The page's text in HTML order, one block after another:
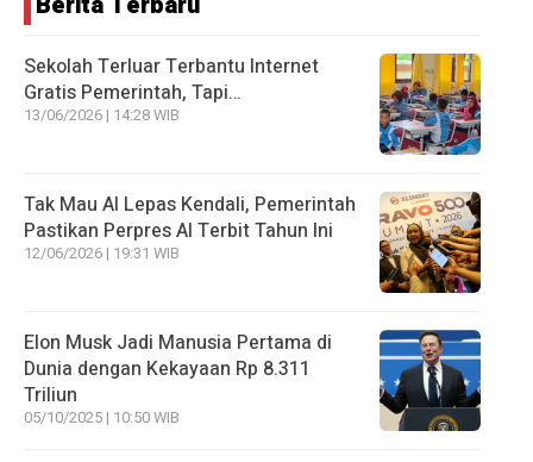
Sekolah Terluar Terbantu Internet
Gratis Pemerintah, Tapi…
13/06/2026 | 14:28 WIB
Tak Mau AI Lepas Kendali, Pemerintah
Pastikan Perpres AI Terbit Tahun Ini
12/06/2026 | 19:31 WIB
Elon Musk Jadi Manusia Pertama di
Dunia dengan Kekayaan Rp 8.311
Triliun
05/10/2025 | 10:50 WIB